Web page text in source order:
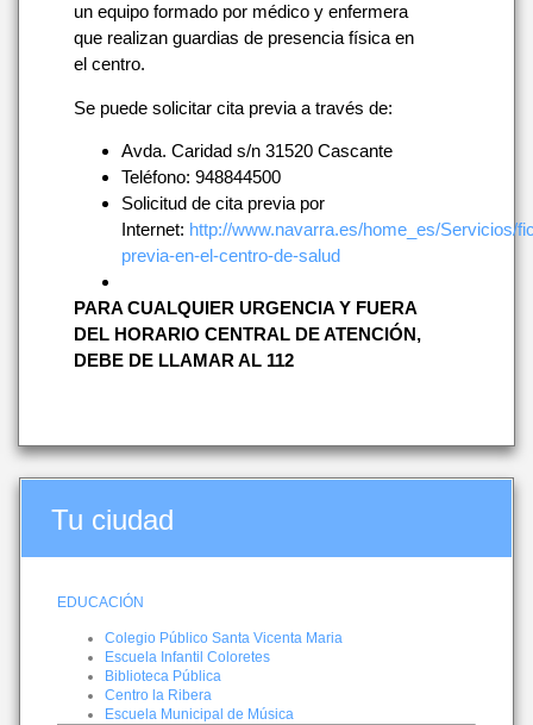
Tu ciudad
EDUCACIÓN
Colegio Público Santa Vicenta Maria
Escuela Infantil Coloretes
Biblioteca Pública
Centro la Ribera
Escuela Municipal de Música
un equipo formado por médico y enfermera
que realizan guardias de presencia física en
el centro.
Se puede solicitar cita previa a través de:
Avda. Caridad s/n 31520 Cascante
Teléfono: 948844500
Solicitud de cita previa por
Internet: http://www.navarra.es/home_es/Servicios/
previa-en-el-centro-de-salud
PARA CUALQUIER URGENCIA Y FUERA
DEL HORARIO CENTRAL DE ATENCIÓN,
DEBE DE LLAMAR AL 112